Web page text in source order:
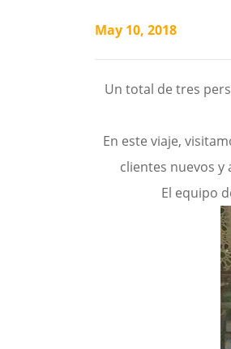
May 10, 2018
Un total de tres
En este viaje,
clientes nuevos y
El equipo